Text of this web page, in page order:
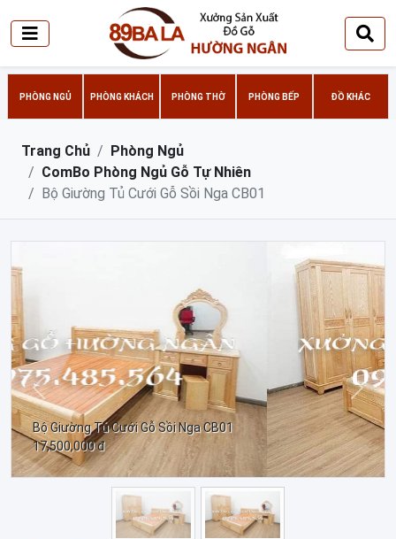
PHÒNG NGỦ PHÒNG KHÁCH PHÒNG THỜ PHÒNG BẾP ĐỒ KHÁC
Trang Chủ
Phòng Ngủ
ComBo Phòng Ngủ Gỗ Tự Nhiên
Bộ Giường Tủ Cưới Gỗ Sồi Nga CB01
Bộ Giường Tủ Cưới Gỗ Sồi Nga CB01
17,500,000 đ
Trước Sau